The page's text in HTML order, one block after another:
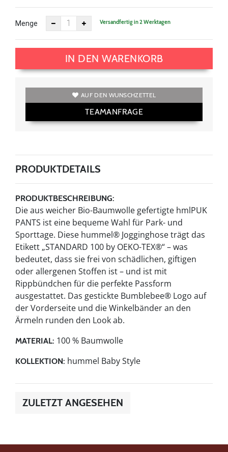
Menge Versandfertig in 2 Werktagen
IN DEN WARENKORB
AUF DEN WUNSCHZETTEL
TEAMANFRAGE
PRODUKTDETAILS
PRODUKTBESCHREIBUNG:
Die aus weicher Bio-Baumwolle gefertigte hmlPUK
PANTS ist eine bequeme Wahl für Park- und
Sporttage. Diese hummel® Jogginghose trägt das
Etikett „STANDARD 100 by OEKO-TEX®“ – was
bedeutet, dass sie frei von schädlichen, giftigen
oder allergenen Stoffen ist – und ist mit
Rippbündchen für die perfekte Passform
ausgestattet. Das gestickte Bumblebee® Logo auf
der Vorderseite und die Winkelbänder an den
Ärmeln runden den Look ab.
MATERIAL: 100 % Baumwolle
KOLLEKTION: hummel Baby Style
ZULETZT ANGESEHEN